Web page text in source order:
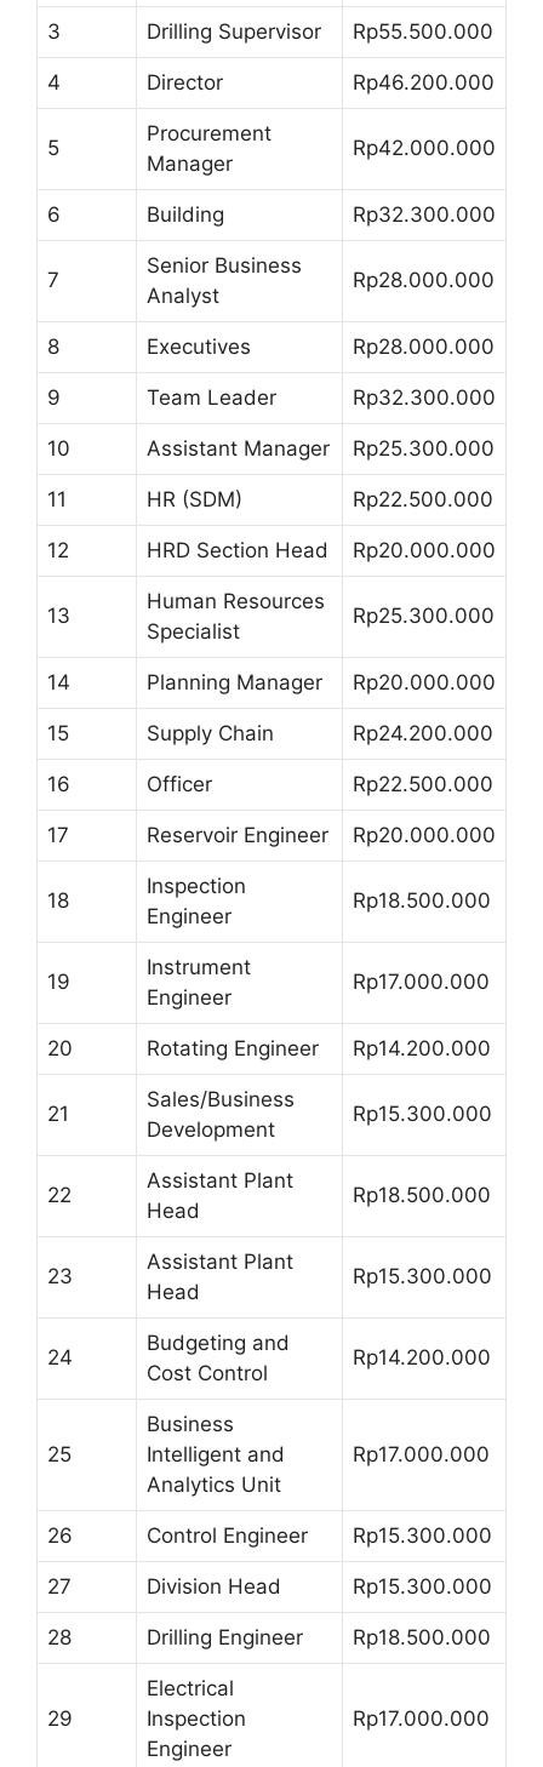
3 Drilling Supervisor Rp55.500.000
4 Director Rp46.200.000
5
Procurement
Manager
Rp42.000.000
6 Building Rp32.300.000
7
Senior Business
Analyst
Rp28.000.000
8 Executives Rp28.000.000
9 Team Leader Rp32.300.000
10 Assistant Manager Rp25.300.000
11 HR (SDM) Rp22.500.000
12 HRD Section Head Rp20.000.000
13
Human Resources
Specialist
Rp25.300.000
14 Planning Manager Rp20.000.000
15 Supply Chain Rp24.200.000
16 Officer Rp22.500.000
17 Reservoir Engineer Rp20.000.000
18
Inspection
Engineer
Rp18.500.000
19
Instrument
Engineer
Rp17.000.000
20 Rotating Engineer Rp14.200.000
21
Sales/Business
Development
Rp15.300.000
22
Assistant Plant
Head
Rp18.500.000
23
Assistant Plant
Head
Rp15.300.000
24
Budgeting and
Cost Control
Rp14.200.000
25
Business
Intelligent and
Analytics Unit
Rp17.000.000
26 Control Engineer Rp15.300.000
27 Division Head Rp15.300.000
28 Drilling Engineer Rp18.500.000
29
Electrical
Inspection
Engineer
Rp17.000.000